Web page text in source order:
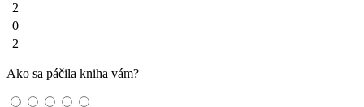
2
0
2
Ako sa páčila kniha vám?